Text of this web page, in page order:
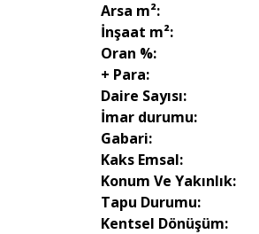
Arsa m²:
İnşaat m²:
Oran %:
+ Para:
Daire Sayısı:
İmar durumu:
Gabari:
Kaks Emsal:
Konum Ve Yakınlık:
Tapu Durumu:
Kentsel Dönüşüm: